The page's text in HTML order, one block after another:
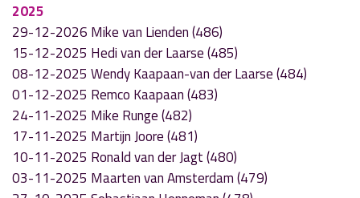
2025
29-12-2026 Mike van Lienden (486)
15-12-2025 Hedi van der Laarse (485)
08-12-2025 Wendy Kaapaan-van der Laarse (484)
01-12-2025 Remco Kaapaan (483)
24-11-2025 Mike Runge (482)
17-11-2025 Martijn Joore (481)
10-11-2025 Ronald van der Jagt (480)
03-11-2025 Maarten van Amsterdam (479)